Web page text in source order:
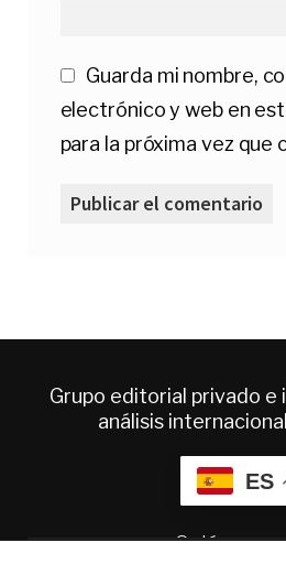
Guarda mi nombre,
electrónico y web en
para la próxima vez que
Grupo editorial privado e
análisis
ES
Quiénes